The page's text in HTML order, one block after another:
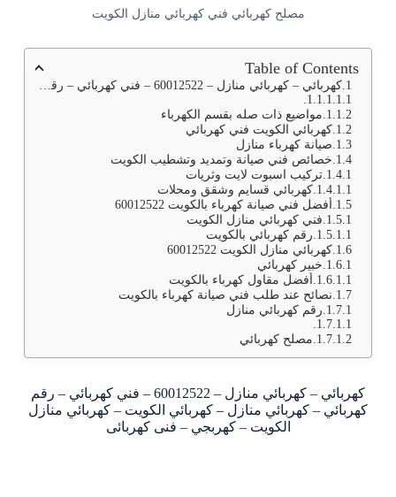
مصلح كهربائي فني كهربائي منازل الكويت
Table of Contents
كهربائي – كهربائي منازل – 60012522 – فني كهربائي – رقم كهربائي – كهربائي منازل – كهربائي الكويت – كهربائي منازل الكويت – كهربجي – فنى كهربائى
مواضيع ذات صله بقسم الكهرباء
كهربائي الكويت فني كهربائي
صيانة كهرباء منازل
خصائص فني صيانة وتمديد وتشطيب الكويت
تركيب اسبوت لايت وثريات
كهربائي قسايم وشقق ومحلات
أفضل فني صيانة كهرباء بالكويت 60012522
فني كهربائي منازل الكويت
رقم كهربائي بالكويت
كهربائي منازل الكويت 60012522
خبير كهربائي
أفضل مقاول كهرباء بالكويت
نصائح عند طلب فني صيانة كهرباء بالكويت
رقم كهربائي منازل
مصلح كهربائي
كهربائي – كهربائي منازل – 60012522 – فني كهربائي – رقم
كهربائي – كهربائي منازل – كهربائي الكويت – كهربائي منازل
الكويت – كهربجي – فنى كهربائى